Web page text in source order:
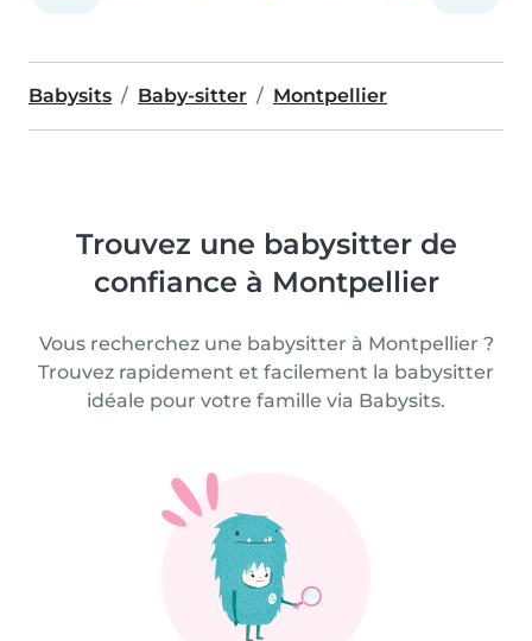
Babysits Baby-sitter Montpellier
Trouvez une babysitter de
confiance à Montpellier
Vous recherchez une babysitter à Montpellier ?
Trouvez rapidement et facilement la babysitter
idéale pour votre famille via Babysits.